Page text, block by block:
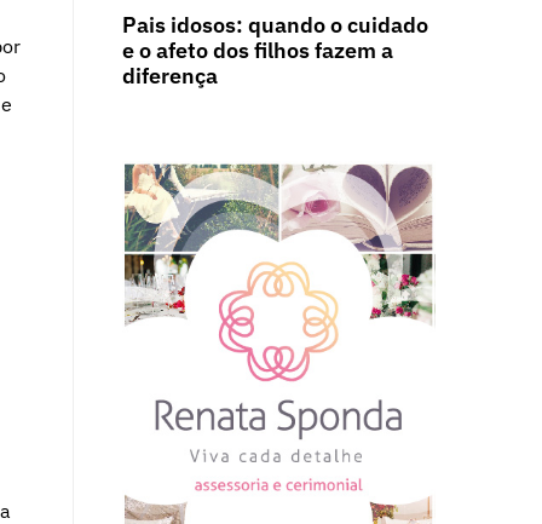
Pais idosos: quando o cuidado
e o afeto dos filhos fazem a
diferença